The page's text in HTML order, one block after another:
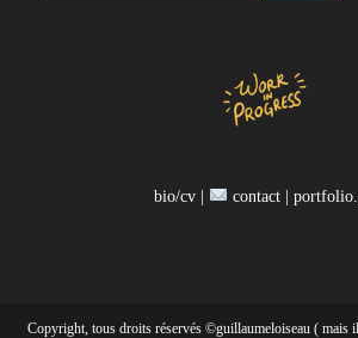
bio/cv | contact |
Copyright, tous droits réservés ©guillaumeloiseau ( mais